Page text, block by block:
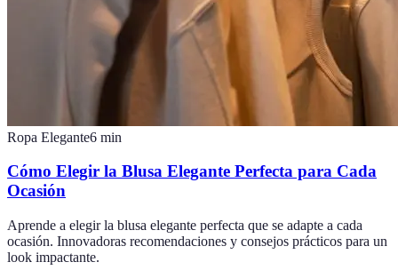
Ropa Elegante6 min
Cómo Elegir la Blusa Elegante Perfecta para Cada
Ocasión
Aprende a elegir la blusa elegante perfecta que se adapte a cada
ocasión. Innovadoras recomendaciones y consejos prácticos para un
look impactante.